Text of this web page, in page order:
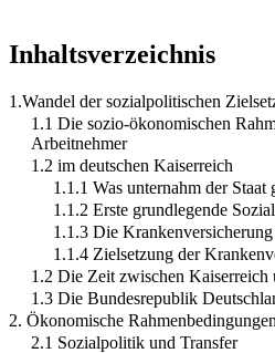
Inhaltsverzeichnis
1.Wandel der sozialpolitischen
1.1 Die sozio-ökonomischen
Arbeitnehmer
1.2 im deutschen Kaiserreich
1.1.1 Was unternahm der Staat
1.1.2 Erste grundlegende
1.1.3 Die
1.1.4 Zielsetzung der
1.2 Die Zeit zwischen Kaiserreich
1.3 Die Bundesrepublik
2. Ökonomische
2.1 Sozialpolitik und Transfer